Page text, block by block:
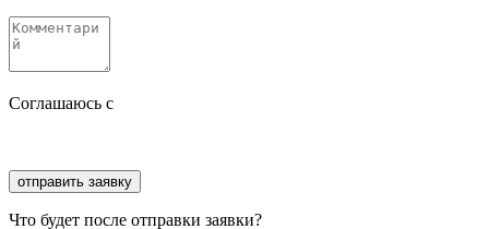
Соглашаюсь с
Что будет после отправки заявки?